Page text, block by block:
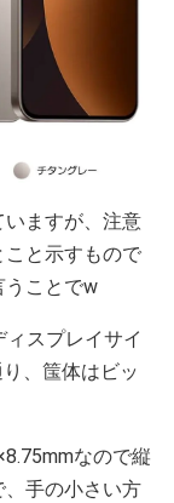
ますが、注意
と示すもので
うことでw
スプレイサイ
、筺体はビッ
なので縦
手の小さい方